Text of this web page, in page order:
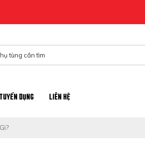
TUYỂN DỤNG LIÊN HỆ